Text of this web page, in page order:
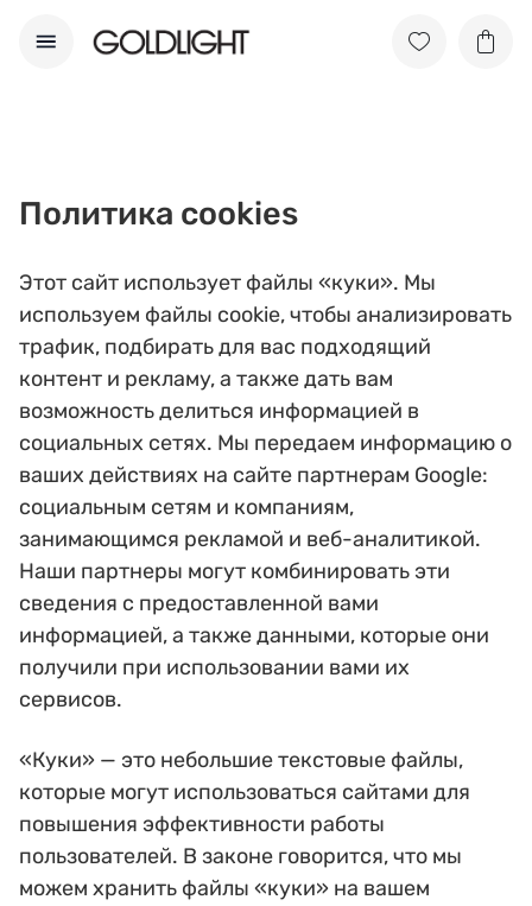
Политика cookies
Этот сайт использует файлы «куки». Мы
используем файлы cookie, чтобы анализировать
трафик, подбирать для вас подходящий
контент и рекламу, а также дать вам
возможность делиться информацией в
социальных сетях. Мы передаем информацию о
ваших действиях на сайте партнерам Google:
социальным сетям и компаниям,
занимающимся рекламой и веб-аналитикой.
Наши партнеры могут комбинировать эти
сведения с предоставленной вами
информацией, а также данными, которые они
получили при использовании вами их
сервисов.
«Куки» — это небольшие текстовые файлы,
которые могут использоваться сайтами для
повышения эффективности работы
пользователей. В законе говорится, что мы
можем хранить файлы «куки» на вашем